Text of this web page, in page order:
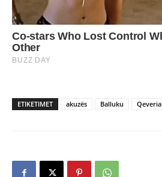
ETIKETIMET akuzës Balluku Qeveria